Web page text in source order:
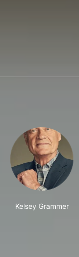
Kelsey Grammer